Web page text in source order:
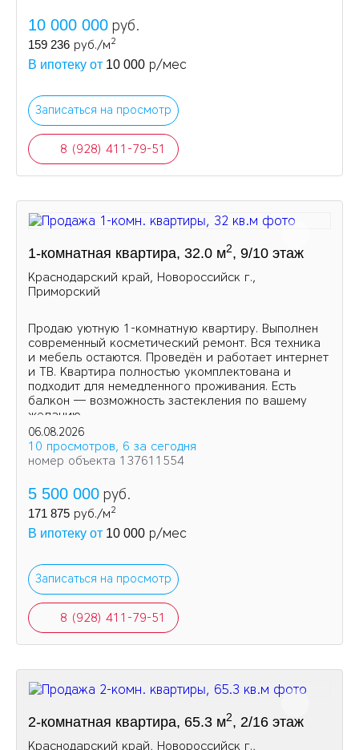
10 000 000 руб.
159 236 руб./м2
В ипотеку от 10 000 р/мес
Записаться на просмотр
8 (928) 411-79-51
1-комнатная квартира, 32.0 м2, 9/10 этаж
Краснодарский край, Новороссийск г.,
Приморский
Продаю уютную 1-комнатную квартиру. Выполнен
современный косметический ремонт. Вся техника
и мебель остаются. Проведён и работает интернет
и ТВ. Квартира полностью укомплектована и
подходит для немедленного проживания. Есть
балкон — возможность застекления по вашему
желанию.
06.08.2026
10 просмотров, 6 за сегодня
номер объекта 137611554
5 500 000 руб.
171 875 руб./м2
В ипотеку от 10 000 р/мес
Записаться на просмотр
8 (928) 411-79-51
2-комнатная квартира, 65.3 м2, 2/16 этаж
Краснодарский край, Новороссийск г.,